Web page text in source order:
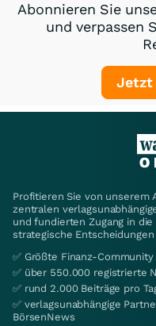
Abonnieren Sie
und verpassen
Jetzt
Profitieren Sie von unserem
zentralen
und fundierten Zugang in
strategische
✅ Größte Finanz-
✅ über 550.000 registrierte
✅ rund 2.000 Beiträge pro
✅ verlagsunabhängige
BörsenNews